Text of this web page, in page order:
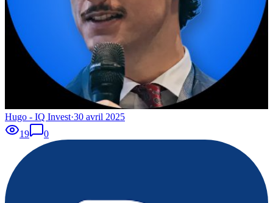
Hugo - IQ Invest·30 avril 2025
19
0